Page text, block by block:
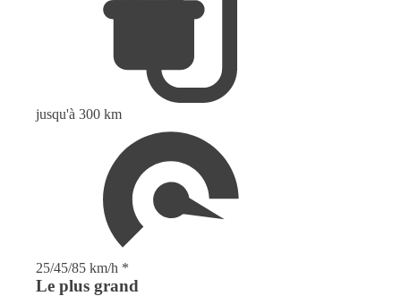
jusqu'à 300 km
25/45/85 km/h *
Le plus grand